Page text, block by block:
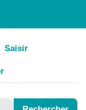
Saisir